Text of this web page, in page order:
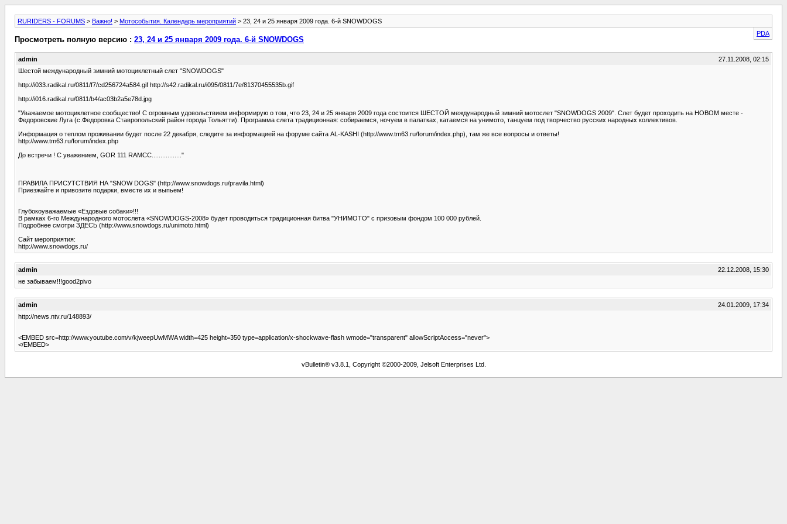
RURIDERS - FORUMS > Важно! > Мотособытия. Календарь мероприятий > 23, 24 и 25 января 2009 года. 6-й SNOWDOGS
PDA
Просмотреть полную версию : 23, 24 и 25 января 2009 года. 6-й SNOWDOGS
admin
27.11.2008, 02:15
Шестой международный зимний мотоциклетный слет "SNOWDOGS"
http://i033.radikal.ru/0811/f7/cd256724a584.gif http://s42.radikal.ru/i095/0811/7e/81370455535b.gif
http://i016.radikal.ru/0811/b4/ac03b2a5e78d.jpg
"Уважаемое мотоциклетное сообщество! С огромным удовольствием информирую о том, что 23, 24 и 25 января 2009 года состоится ШЕСТОЙ международный зимний мотослет "SNOWDOGS 2009". Слет будет проходить на НОВОМ месте -
Федоровские Луга (с.Федоровка Ставропольский район города Тольятти). Программа слета традиционная: собираемся, ночуем в палатках, катаемся на унимото, танцуем под творчество русских народных коллективов.
Информация о теплом проживании будет после 22 декабря, следите за информацией на форуме сайта AL-KASHI (http://www.tm63.ru/forum/index.php), там же все вопросы и ответы!
http://www.tm63.ru/forum/index.php
До встречи ! С уважением, GOR 111 RAMCC................."
ПРАВИЛА ПРИСУТСТВИЯ НА "SNOW DOGS" (http://www.snowdogs.ru/pravila.html)
Приезжайте и привозите подарки, вместе их и выпьем!
Глубокоуважаемые «Ездовые собаки»!!!
В рамках 6-го Международного мотослета «SNOWDOGS-2008» будет проводиться традиционная битва "УНИМОТО" с призовым фондом 100 000 рублей.
Подробнее смотри ЗДЕСЬ (http://www.snowdogs.ru/unimoto.html)
Сайт мероприятия:
http://www.snowdogs.ru/
admin
22.12.2008, 15:30
не забываем!!!good2pivo
admin
24.01.2009, 17:34
http://news.ntv.ru/148893/
<EMBED src=http://www.youtube.com/v/kjweepUwMWA width=425 height=350 type=application/x-shockwave-flash wmode="transparent" allowScriptAccess="never">
</EMBED>
vBulletin® v3.8.1, Copyright ©2000-2009, Jelsoft Enterprises Ltd.